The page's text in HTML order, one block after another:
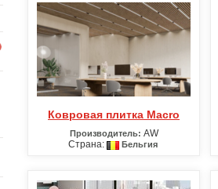
Ковровая плитка Macro
Производитель: AW
Страна:
Бельгия